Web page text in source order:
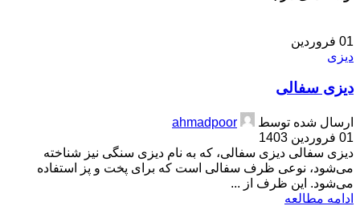
01 فروردین
دیزی
دیزی سفالی
ارسال شده توسط
ahmadpoor
01 فروردین 1403
دیزی سفالی دیزی سفالی، که به نام دیزی سنگی نیز شناخته
می‌شود، نوعی ظرف سفالی است که برای پخت و پز استفاده
می‌شود. این ظرف از ...
ادامه مطالعه